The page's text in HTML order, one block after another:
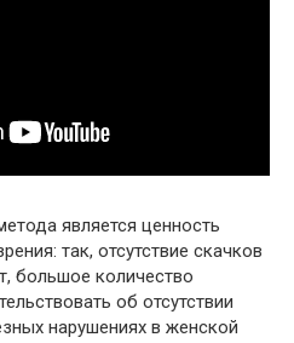
является ценность
так, отсутствие скачков
большое количество
об отсутствии
нарушениях в женской